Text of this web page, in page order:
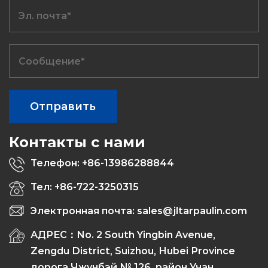
Контакты с нами
Телефон: +86-13986288844
Тел: +86-722-3250315
Электронная почта: sales@jltarpaulin.com